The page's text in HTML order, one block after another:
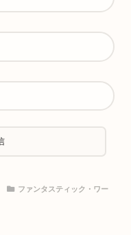
ファンタスティック・ワー